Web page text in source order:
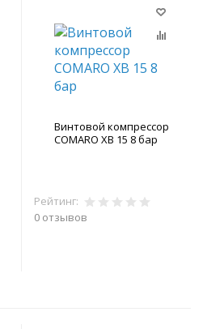
Винтовой компрессор
COMARO XB 15 8 бар
Рейтинг:
0 отзывов